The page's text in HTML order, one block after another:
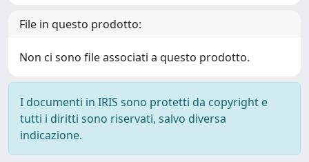
File in questo prodotto:
Non ci sono file associati a questo prodotto.
I documenti in IRIS sono protetti da copyright e
tutti i diritti sono riservati, salvo diversa
indicazione.